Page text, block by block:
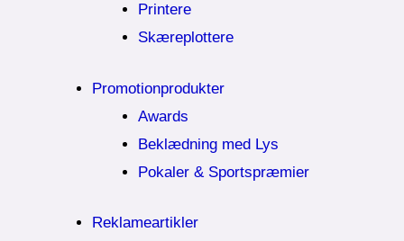
Printere
Skæreplottere
Promotionprodukter
Awards
Beklædning med Lys
Pokaler & Sportspræmier
Reklameartikler